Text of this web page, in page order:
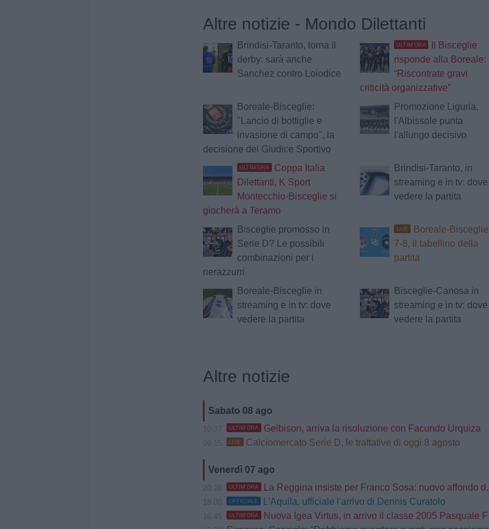
Altre notizie - Mondo Dilettanti
Brindisi-Taranto, torna il
derby: sarà anche
Sanchez contro Loiodice
ULTIM'ORA
Il Bisceglie
risponde alla Boreale:
“Riscontrate gravi
criticità organizzative”
Boreale-Bisceglie:
"Lancio di bottiglie e
invasione di campo", la
decisione del Giudice Sportivo
Promozione Liguria,
l'Albissole punta
l'allungo decisivo
ULTIM'ORA
Coppa Italia
Dilettanti, K Sport
Montecchio-Bisceglie si
giocherà a Teramo
Brindisi-Taranto, in
streaming e in tv: dove
vedere la partita
Bisceglie promosso in
Serie D? Le possibili
combinazioni per i
nerazzurri
LIVE
Boreale-Bisceglie
7-8, il tabellino della
partita
Boreale-Bisceglie in
streaming e in tv: dove
vedere la partita
Bisceglie-Canosa in
streaming e in tv: dove
vedere la partita
Altre notizie
Sabato 08 ago
ULTIM'ORA Gelbison, arriva la risoluzione con Facundo Urquiza
LIVE Calciomercato Serie D, le trattative di oggi 8 agosto
Venerdì 07 ago
ULTIM'ORA La Reggina insiste per Franco Sosa: nuovo affondo del club amaranto
UFFICIALE L'Aquila, ufficiale l'arrivo di Dennis Curatolo
ULTIM'ORA Nuova Igea Virtus, in arrivo il classe 2005 Pasquale Faccetti